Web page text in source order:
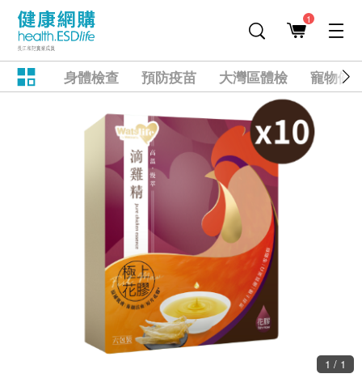
1
身體檢查 預防疫苗 大灣區體檢 寵物健
1 / 1